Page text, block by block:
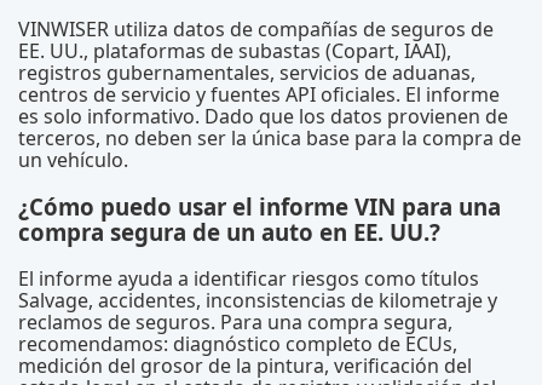
VINWISER utiliza datos de compañías de seguros de
EE. UU., plataformas de subastas (Copart, IAAI),
registros gubernamentales, servicios de aduanas,
centros de servicio y fuentes API oficiales. El informe
es solo informativo. Dado que los datos provienen de
terceros, no deben ser la única base para la compra de
un vehículo.
¿Cómo puedo usar el informe VIN para una
compra segura de un auto en EE. UU.?
El informe ayuda a identificar riesgos como títulos
Salvage, accidentes, inconsistencias de kilometraje y
reclamos de seguros. Para una compra segura,
recomendamos: diagnóstico completo de ECUs,
medición del grosor de la pintura, verificación del